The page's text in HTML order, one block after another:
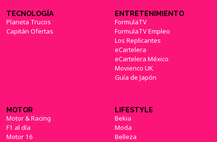
TECNOLOGÍA
Planeta Trucos
Capitán Ofertas
ENTRETENIMIENTO
FormulaTV
FormulaTV Empleo
Los Replicantes
eCartelera
eCartelera México
Movienco UK
Guía de Japón
MOTOR
Motor & Racing
F1 al día
Motor 16
LIFESTYLE
Bekia
Moda
Belleza